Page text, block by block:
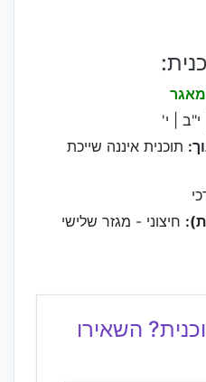
| י'
תוכנית איננה שייכת
חיצוני - מגזר שלישי
השאירו